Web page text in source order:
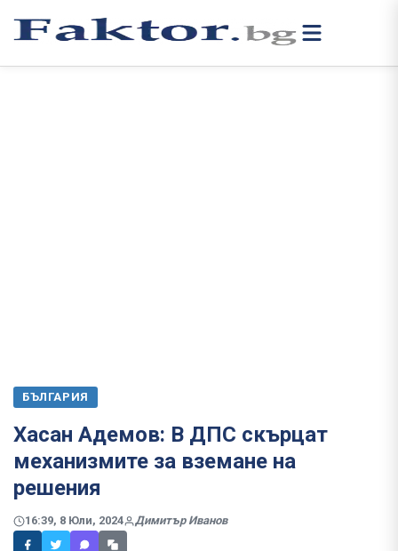
БЪЛГАРИЯ
Хасан Адемов: В ДПС скърцат
механизмите за вземане на
решения
16:39, 8 Юли, 2024 Димитър Иванов